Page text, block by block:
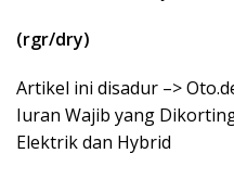
(rgr/dry)
Artikel ini disadur –>
Iuran Wajib yang
Elektrik dan Hybrid